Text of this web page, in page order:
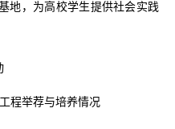
地，为高校学生提供社会实践
程举荐与培养情况